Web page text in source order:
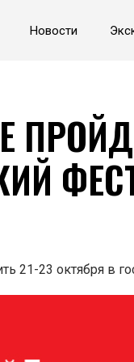
Новости
21-23 октября в